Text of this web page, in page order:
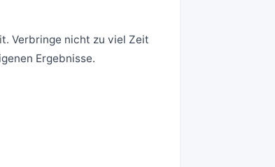
Verbringe nicht zu viel Zeit
Ergebnisse.